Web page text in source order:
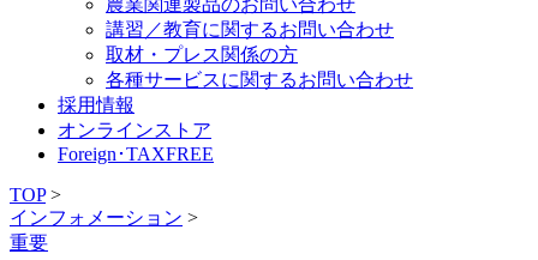
講習／教育に関するお問い合わせ
取材・プレス関係の方
各種サービスに関するお問い合わせ
採用情報
オンラインストア
Foreign･TAXFREE
TOP>
インフォメーション >
重要